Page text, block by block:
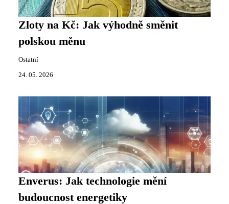
Zloty na Kč: Jak výhodně směnit
polskou měnu
Ostatní
24. 05. 2026
Enverus: Jak technologie mění
budoucnost energetiky